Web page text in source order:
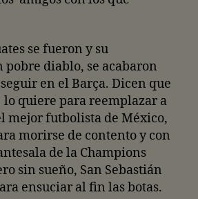
se fueron y su
pobre diablo, se acabaron
en el Barça. Dicen que
lo quiere para reemplazar a
mejor futbolista de México,
morirse de contento y con
de la Champions
sin sueño, San Sebastián
ensuciar al fin las botas.